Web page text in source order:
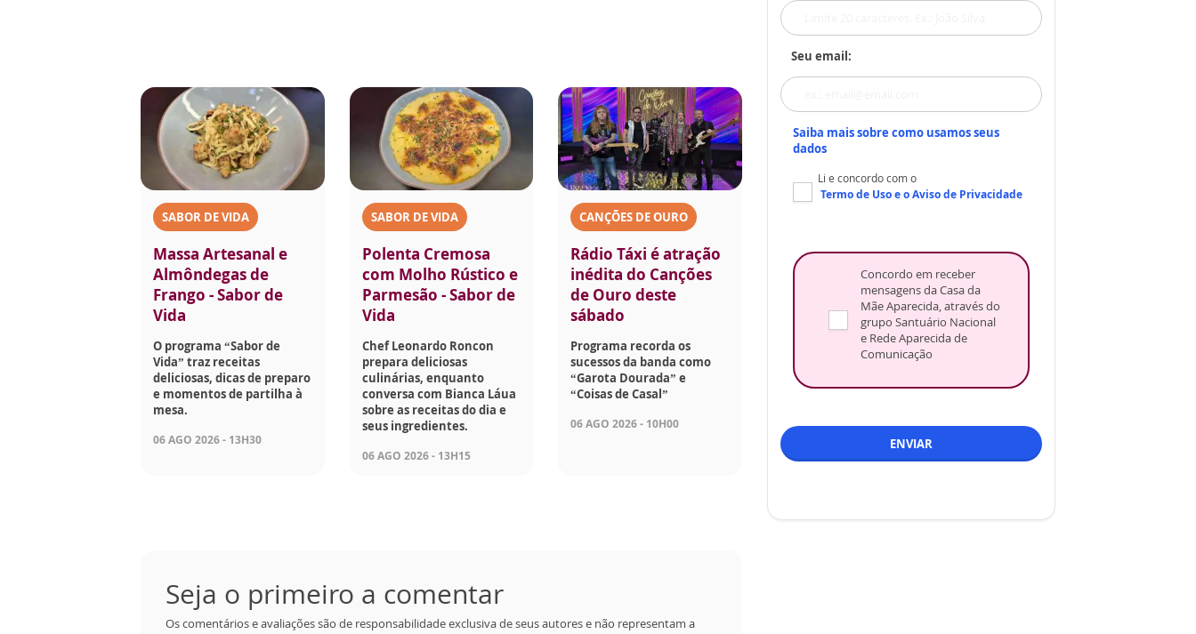
SABOR DE VIDA
Massa Artesanal e
Almôndegas de
Frango - Sabor de
Vida
O programa “Sabor de
Vida” traz receitas
deliciosas, dicas de preparo
e momentos de partilha à
mesa.
06 AGO 2026 - 13H30
SABOR DE VIDA
Polenta Cremosa
com Molho Rústico e
Parmesão - Sabor de
Vida
Chef Leonardo Roncon
prepara deliciosas
culinárias, enquanto
conversa com Bianca Láua
sobre as receitas do dia e
seus ingredientes.
06 AGO 2026 - 13H15
CANÇÕES DE OURO
Rádio Táxi é atração
inédita do Canções
de Ouro deste
sábado
Programa recorda os
sucessos da banda como
“Garota Dourada” e
“Coisas de Casal”
06 AGO 2026 - 10H00
Seja o primeiro a comentar
Os comentários e avaliações são de responsabilidade exclusiva de seus autores e não representam a
Seu email:
Saiba mais sobre como usamos seus
dados
Li e concordo com o
Termo de Usoe oAviso de Privacidade
Concordo em receber
mensagens da Casa da
Mãe Aparecida, através do
grupo Santuário Nacional
e Rede Aparecida de
Comunicação
ENVIAR